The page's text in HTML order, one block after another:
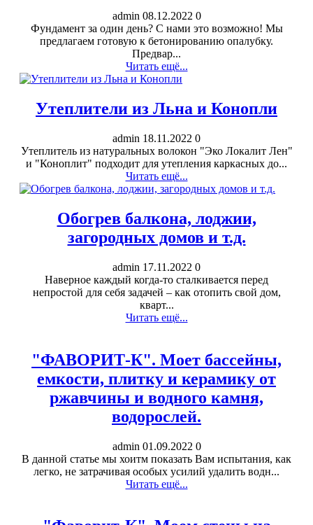
admin 08.12.2022 0
Фундамент за один день? С нами это возможно! Мы
предлагаем готовую к бетонированию опалубку.
Предвар...
Читать ещё...
Утеплители из Льна и Конопли
admin 18.11.2022 0
Утеплитель из натуральных волокон "Эко Локалит Лен"
и "Коноплит" подходит для утепления каркасных до...
Читать ещё...
Обогрев балкона, лоджии,
загородных домов и т.д.
admin 17.11.2022 0
Наверное каждый когда-то сталкивается перед
непростой для себя задачей – как отопить свой дом,
кварт...
Читать ещё...
"ФАВОРИТ-К". Моет бассейны,
емкости, плитку и керамику от
ржавчины и водного камня,
водорослей.
admin 01.09.2022 0
В данной статье мы хоитм показать Вам испытания, как
легко, не затрачивая особых усилий удалить водн...
Читать ещё...